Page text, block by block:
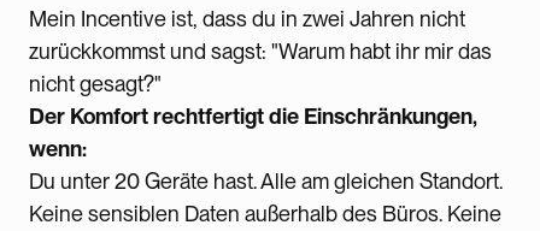
Mein Incentive ist, dass du in zwei Jahren nicht
zurückkommst und sagst: "Warum habt ihr mir das
nicht gesagt?"
Der Komfort rechtfertigt die Einschränkungen,
wenn:
Du unter 20 Geräte hast. Alle am gleichen Standort.
Keine sensiblen Daten außerhalb des Büros. Keine